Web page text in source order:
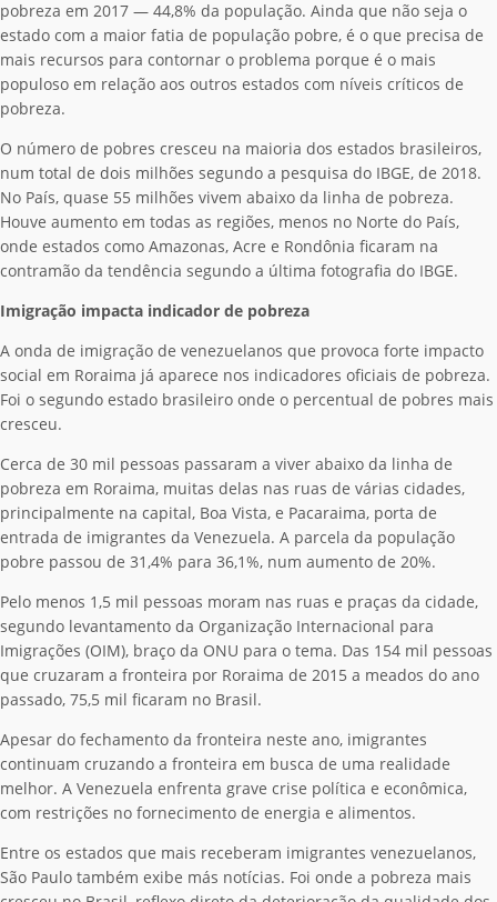
pobreza em 2017 — 44,8% da população. Ainda que não seja o
estado com a maior fatia de população pobre, é o que precisa de
mais recursos para contornar o problema porque é o mais
populoso em relação aos outros estados com níveis críticos de
pobreza.
O número de pobres cresceu na maioria dos estados brasileiros,
num total de dois milhões segundo a pesquisa do IBGE, de 2018.
No País, quase 55 milhões vivem abaixo da linha de pobreza.
Houve aumento em todas as regiões, menos no Norte do País,
onde estados como Amazonas, Acre e Rondônia ficaram na
contramão da tendência segundo a última fotografia do IBGE.
Imigração impacta indicador de pobreza
A onda de imigração de venezuelanos que provoca forte impacto
social em Roraima já aparece nos indicadores oficiais de pobreza.
Foi o segundo estado brasileiro onde o percentual de pobres mais
cresceu.
Cerca de 30 mil pessoas passaram a viver abaixo da linha de
pobreza em Roraima, muitas delas nas ruas de várias cidades,
principalmente na capital, Boa Vista, e Pacaraima, porta de
entrada de imigrantes da Venezuela. A parcela da população
pobre passou de 31,4% para 36,1%, num aumento de 20%.
Pelo menos 1,5 mil pessoas moram nas ruas e praças da cidade,
segundo levantamento da Organização Internacional para
Imigrações (OIM), braço da ONU para o tema. Das 154 mil pessoas
que cruzaram a fronteira por Roraima de 2015 a meados do ano
passado, 75,5 mil ficaram no Brasil.
Apesar do fechamento da fronteira neste ano, imigrantes
continuam cruzando a fronteira em busca de uma realidade
melhor. A Venezuela enfrenta grave crise política e econômica,
com restrições no fornecimento de energia e alimentos.
Entre os estados que mais receberam imigrantes venezuelanos,
São Paulo também exibe más notícias. Foi onde a pobreza mais